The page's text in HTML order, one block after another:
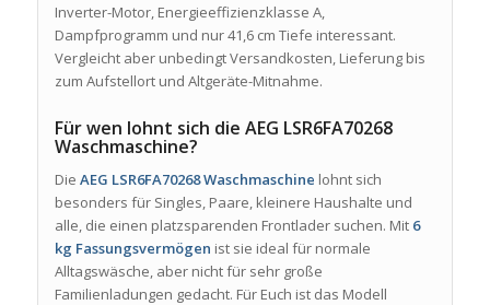
Inverter-Motor, Energieeffizienzklasse A,
Dampfprogramm und nur 41,6 cm Tiefe interessant.
Vergleicht aber unbedingt Versandkosten, Lieferung bis
zum Aufstellort und Altgeräte-Mitnahme.
Für wen lohnt sich die AEG LSR6FA70268
Waschmaschine?
Die AEG LSR6FA70268 Waschmaschine lohnt sich
besonders für Singles, Paare, kleinere Haushalte und
alle, die einen platzsparenden Frontlader suchen. Mit 6
kg Fassungsvermögen ist sie ideal für normale
Alltagswäsche, aber nicht für sehr große
Familienladungen gedacht. Für Euch ist das Modell